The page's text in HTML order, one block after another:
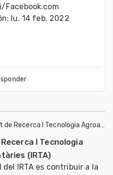
Facebook.com
lu. 14 feb. 2022
de Recerca I Tecnologia
I Tecnologia
(IRTA)
IRTA es contribuir a la